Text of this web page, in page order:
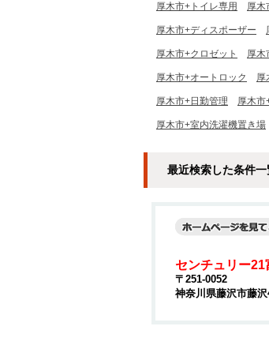
厚木市+トイレ専用 厚木
厚木市+ディスポーザー
厚木市+クロゼット 厚木
厚木市+オートロック 厚
厚木市+日勤管理 厚木市
厚木市+室内洗濯機置き場
最近検索した条件一
センチュリー
〒251-0052
神奈川県藤沢市藤沢